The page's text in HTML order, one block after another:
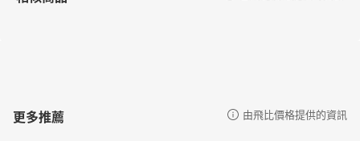
更多推薦 由飛比價格提供的資訊